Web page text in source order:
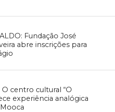
Fundação José
abre inscrições para
O centro cultural “O
experiência analógica